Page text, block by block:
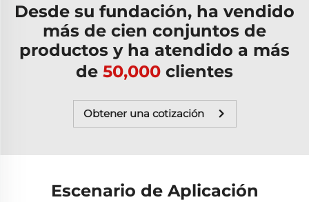
Desde su fundación, ha vendido
más de cien conjuntos de
productos y ha atendido a más
de 50,000 clientes
Obtener una cotización
Escenario de Aplicación